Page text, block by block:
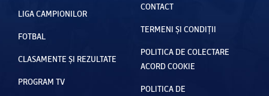
LIGA CAMPIONILOR
FOTBAL
CLASAMENTE ȘI REZULTATE
PROGRAM TV
CONTACT
TERMENI ȘI CONDIȚII
POLITICA DE COLECTARE
ACORD COOKIE
POLITICA DE